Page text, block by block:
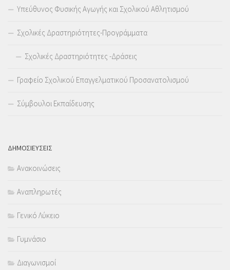
Υπεύθυνος Φυσικής Αγωγής και Σχολικού Αθλητισμού
Σχολικές Δραστηριότητες-Προγράμματα
Σχολικές Δραστηριότητες -Δράσεις
Γραφείο Σχολικού Επαγγελματικού Προσανατολισμού
Σύμβουλοι Εκπαίδευσης
ΔΗΜΟΣΙΕΥΣΕΙΣ
Ανακοινώσεις
Αναπληρωτές
Γενικό Λύκειο
Γυμνάσιο
Διαγωνισμοί